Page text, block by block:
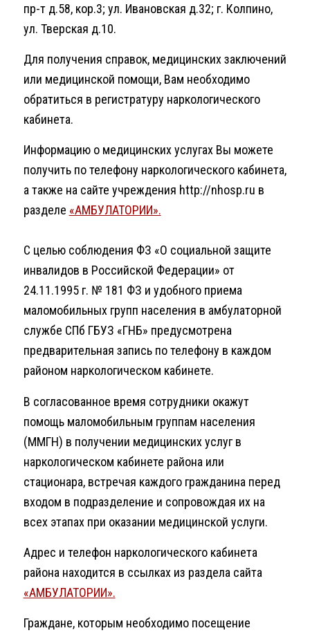
пр-т д.58, кор.3; ул. Ивановская д.32; г. Колпино,
ул. Тверская д.10.
Для получения справок, медицинских заключений
или медицинской помощи, Вам необходимо
обратиться в регистратуру наркологического
кабинета.
Информацию о медицинских услугах Вы можете
получить по телефону наркологического кабинета,
а также на сайте учреждения http://nhosp.ru в
разделе «АМБУЛАТОРИИ».
С целью соблюдения ФЗ «О социальной защите
инвалидов в Российской Федерации» от
24.11.1995 г. № 181 ФЗ и удобного приема
маломобильных групп населения в амбулаторной
службе СПб ГБУЗ «ГНБ» предусмотрена
предварительная запись по телефону в каждом
районом наркологическом кабинете.
В согласованное время сотрудники окажут
помощь маломобильным группам населения
(ММГН) в получении медицинских услуг в
наркологическом кабинете района или
стационара, встречая каждого гражданина перед
входом в подразделение и сопровождая их на
всех этапах при оказании медицинской услуги.
Адрес и телефон наркологического кабинета
района находится в ссылках из раздела сайта
«АМБУЛАТОРИИ».
Граждане, которым необходимо посещение